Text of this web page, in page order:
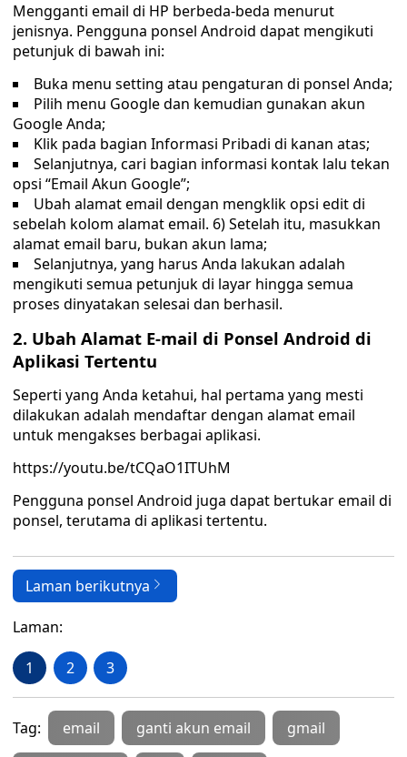
Mengganti email di HP berbeda-beda menurut
jenisnya. Pengguna ponsel Android dapat mengikuti
petunjuk di bawah ini:
Buka menu setting atau pengaturan di ponsel Anda;
Pilih menu Google dan kemudian gunakan akun
Google Anda;
Klik pada bagian Informasi Pribadi di kanan atas;
Selanjutnya, cari bagian informasi kontak lalu tekan
opsi “Email Akun Google”;
Ubah alamat email dengan mengklik opsi edit di
sebelah kolom alamat email. 6) Setelah itu, masukkan
alamat email baru, bukan akun lama;
Selanjutnya, yang harus Anda lakukan adalah
mengikuti semua petunjuk di layar hingga semua
proses dinyatakan selesai dan berhasil.
2. Ubah Alamat E-mail di Ponsel Android di
Aplikasi Tertentu
Seperti yang Anda ketahui, hal pertama yang mesti
dilakukan adalah mendaftar dengan alamat email
untuk mengakses berbagai aplikasi.
https://youtu.be/tCQaO1ITUhM
Pengguna ponsel Android juga dapat bertukar email di
ponsel, terutama di aplikasi tertentu.
Laman berikutnya
Laman:
1 2 3
Tag: email ganti akun email gmail